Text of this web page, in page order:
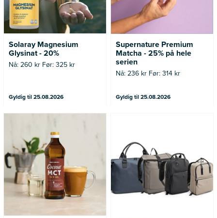
Solaray Magnesium
Glysinat - 20%
Nå: 260 kr Før: 325 kr
Gyldig til 25.08.2026
Supernature Premium
Matcha - 25% på hele
serien
Nå: 236 kr Før: 314 kr
Gyldig til 25.08.2026